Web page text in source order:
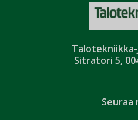
Sitratori 5,
Seuraa